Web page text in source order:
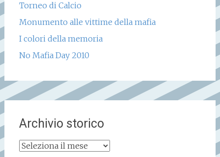
Torneo di Calcio
Monumento alle vittime della mafia
I colori della memoria
No Mafia Day 2010
Archivio storico
Archivio